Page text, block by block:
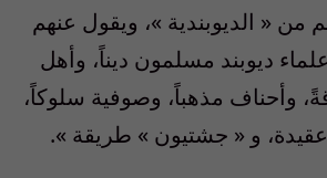
من « الديوبندية »، ويقول عنهم
علماء ديوبند مسلمون ديناً، وأهل
وأحناف مذهباً، وصوفية سلوكاً،
عقيدة، و « جشتيون » طريقة ».